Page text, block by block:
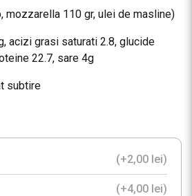
mozzarella 110 gr, ulei de masline)
acizi grasi saturati 2.8, glucide
22.7, sare 4g
subtire
(+2,00 lei)
(+4,00 lei)